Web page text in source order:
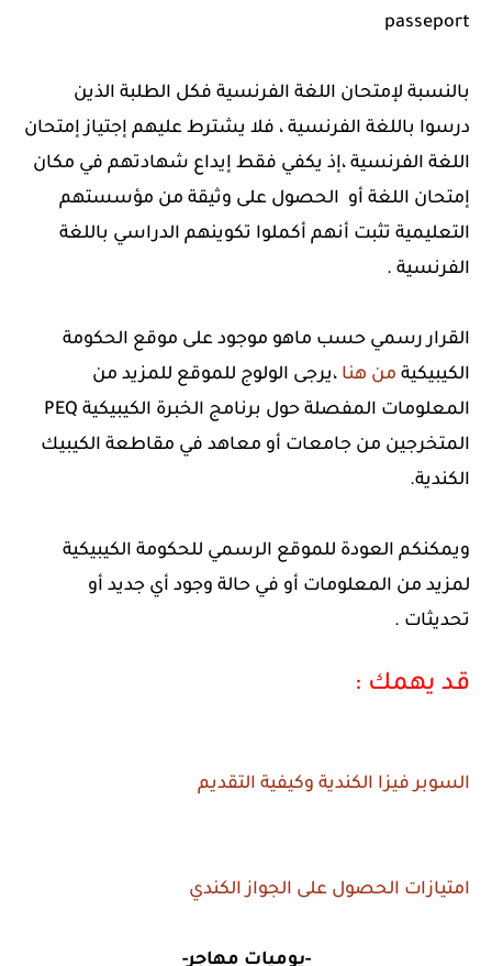
passeport
بالنسبة لإمتحان اللغة الفرنسية فكل الطلبة الذين
درسوا باللغة الفرنسية ، فلا يشترط عليهم إجتياز إمتحان
اللغة الفرنسية ،إذ يكفي فقط إيداع شهادتهم في مكان
إمتحان اللغة أو الحصول على وثيقة من مؤسستهم
التعليمية تثبت أنهم أكملوا تكوينهم الدراسي باللغة
الفرنسية .
القرار رسمي حسب ماهو موجود على موقع الحكومة
الكيبيكية من هنا ،يرجى الولوج للموقع للمزيد من
المعلومات المفصلة حول برنامج الخبرة الكيبيكية PEQ
المتخرجين من جامعات أو معاهد في مقاطعة الكيبيك
الكندية.
ويمكنكم العودة للموقع الرسمي للحكومة الكيبيكية
لمزيد من المعلومات أو في حالة وجود أي جديد أو
تحديثات .
قد يهمك :
السوبر فيزا الكندية وكيفية التقديم
امتيازات الحصول على الجواز الكندي
-يوميات مهاجر-